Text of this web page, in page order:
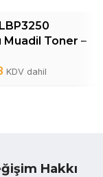
Muadil Toner –
KDV dahil
Hakkı